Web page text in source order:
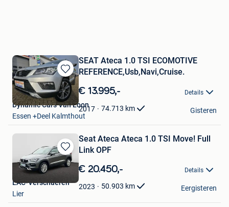
Bewaren
in
Mijn
Favorieten
SEAT Ateca 1.0 TSI ECOMOTIVE
REFERENCE,Usb,Navi,Cruise.
€ 13.995,- Details
2017 74.713 km
Dynamic Cars Van Loon
Essen +Deel Kalmthout
Gisteren
Bewaren
in
Mijn
Favorieten
Seat Ateca Ateca 1.0 TSI Move! Full
Link OPF
€ 20.450,- Details
2023 50.903 km
LAC-Verschaeren
Lier
Eergisteren